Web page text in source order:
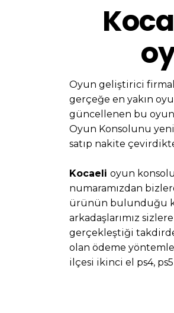
Oyun geliştirici
gerçeğe en yakın
güncellenen bu
Oyun Konsolunu
satıp nakite
Kocaeli oyun
numaramızdan
ürünün bulunduğu
arkadaşlarımız
gerçekleştiği
olan ödeme
ilçesi ikinci el ps4,